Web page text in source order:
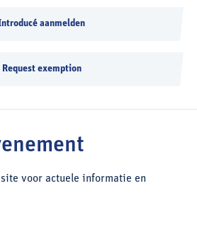
aanmelden
Request exemption
voor actuele informatie en